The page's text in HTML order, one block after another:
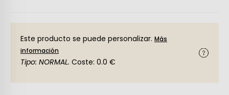
Este producto se puede personalizar. Más
información
Tipo: NORMAL. Coste: 0.0 €